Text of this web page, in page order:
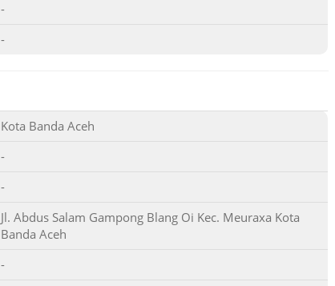
-
-
Kota Banda Aceh
-
-
Jl. Abdus Salam Gampong Blang Oi Kec. Meuraxa Kota
Banda Aceh
-